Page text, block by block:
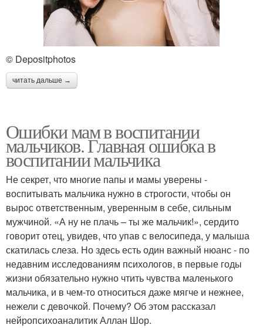
© Depositphotos
читать дальше →
Ошибки мам в воспитании
мальчиков. Главная ошибка в
воспитании мальчика
Не секрет, что многие папы и мамы уверены -
воспитывать мальчика нужно в строгости, чтобы он
вырос ответственным, уверенным в себе, сильным
мужчиной. «А ну не плачь – ты же мальчик!», сердито
говорит отец, увидев, что упав с велосипеда, у малыша
скатилась слеза. Но здесь есть один важный нюанс - по
недавним исследованиям психологов, в первые годы
жизни обязательно нужно чтить чувства маленького
мальчика, и в чем-то относиться даже мягче и нежнее,
нежели с девочкой. Почему? Об этом рассказал
нейропсихоаналитик Аллан Шор.